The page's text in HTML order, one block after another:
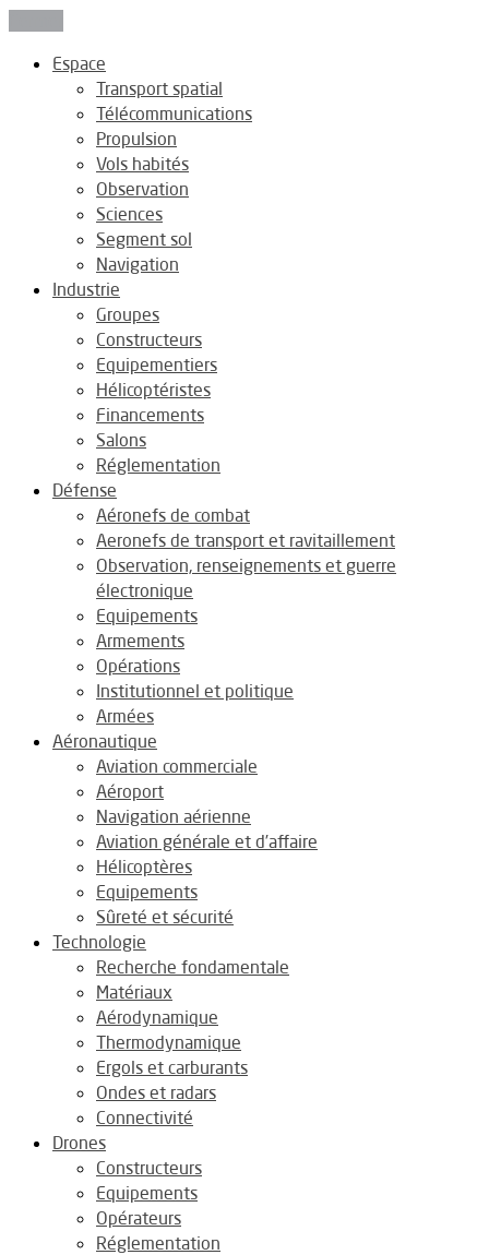
Espace
Transport spatial
Télécommunications
Propulsion
Vols habités
Observation
Sciences
Segment sol
Navigation
Industrie
Groupes
Constructeurs
Equipementiers
Hélicoptéristes
Financements
Salons
Réglementation
Défense
Aéronefs de combat
Aeronefs de transport et ravitaillement
Observation, renseignements et guerre
électronique
Equipements
Armements
Opérations
Institutionnel et politique
Armées
Aéronautique
Aviation commerciale
Aéroport
Navigation aérienne
Aviation générale et d’affaire
Hélicoptères
Equipements
Sûreté et sécurité
Technologie
Recherche fondamentale
Matériaux
Aérodynamique
Thermodynamique
Ergols et carburants
Ondes et radars
Connectivité
Drones
Constructeurs
Equipements
Opérateurs
Réglementation